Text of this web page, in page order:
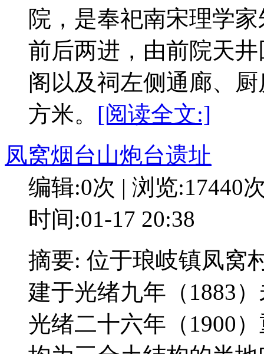
院，是奉祀南宋理学
前后两进，由前院天
阁以及祠左侧通廊、
方米。 [阅读全文:]
凤窝烟台山炮台遗址
编辑:0次 | 浏览:17440
时间:01-17 20:38
摘要: 位于琅岐镇凤窝
建于光绪九年（1883
光绪二十六年（1900